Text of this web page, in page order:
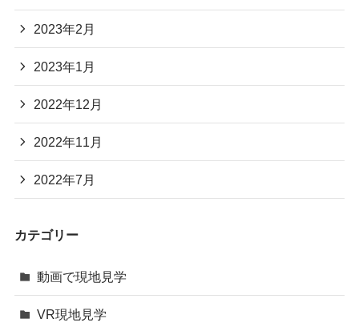
2023年2月
2023年1月
2022年12月
2022年11月
2022年7月
カテゴリー
動画で現地見学
VR現地見学